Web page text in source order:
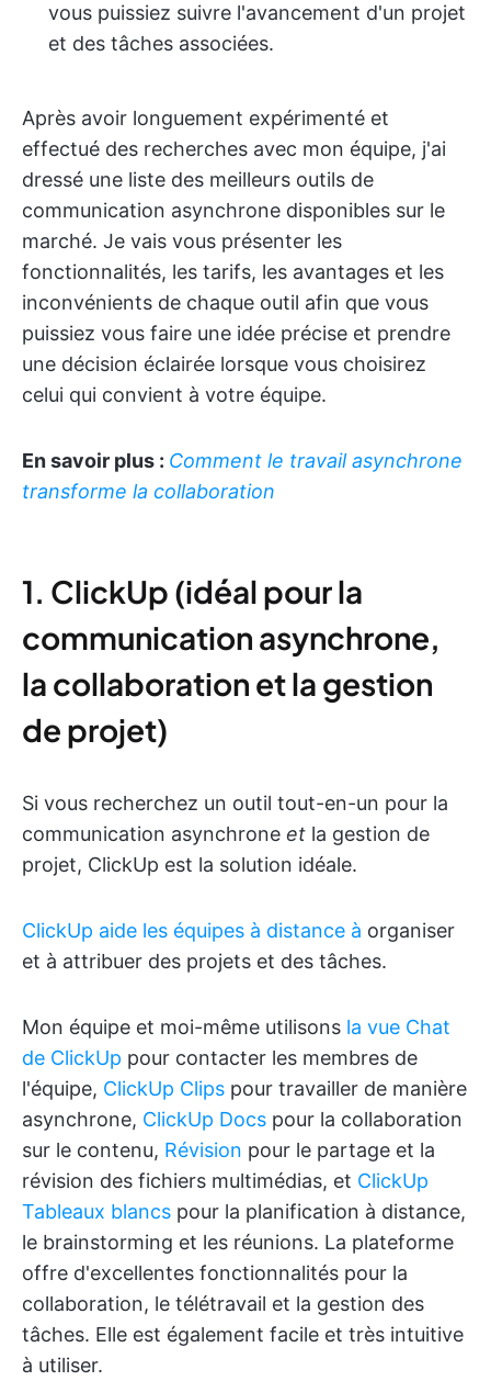
vous puissiez suivre l'avancement d'un projet
et des tâches associées.
Après avoir longuement expérimenté et
effectué des recherches avec mon équipe, j'ai
dressé une liste des meilleurs outils de
communication asynchrone disponibles sur le
marché. Je vais vous présenter les
fonctionnalités, les tarifs, les avantages et les
inconvénients de chaque outil afin que vous
puissiez vous faire une idée précise et prendre
une décision éclairée lorsque vous choisirez
celui qui convient à votre équipe.
En savoir plus : Comment le travail asynchrone
transforme la collaboration
1. ClickUp (idéal pour la
communication asynchrone,
la collaboration et la gestion
de projet)
Si vous recherchez un outil tout-en-un pour la
communication asynchrone et la gestion de
projet, ClickUp est la solution idéale.
ClickUp aide les équipes à distance à organiser
et à attribuer des projets et des tâches.
Mon équipe et moi-même utilisons la vue Chat
de ClickUp pour contacter les membres de
l'équipe, ClickUp Clips pour travailler de manière
asynchrone, ClickUp Docs pour la collaboration
sur le contenu, Révision pour le partage et la
révision des fichiers multimédias, et ClickUp
Tableaux blancs pour la planification à distance,
le brainstorming et les réunions. La plateforme
offre d'excellentes fonctionnalités pour la
collaboration, le télétravail et la gestion des
tâches. Elle est également facile et très intuitive
à utiliser.